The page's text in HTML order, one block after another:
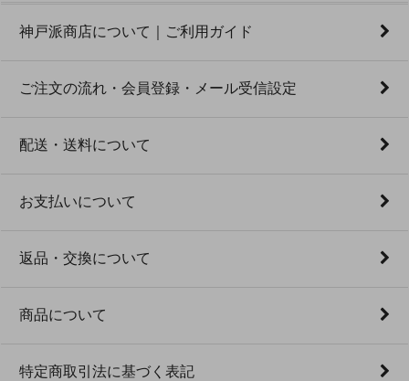
神戸派商店について｜ご利用ガイド
ご注文の流れ・会員登録・メール受信設定
配送・送料について
お支払いについて
返品・交換について
商品について
特定商取引法に基づく表記